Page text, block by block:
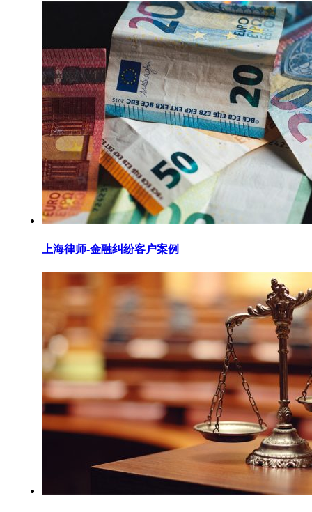
上海律师-金融纠纷客户案例